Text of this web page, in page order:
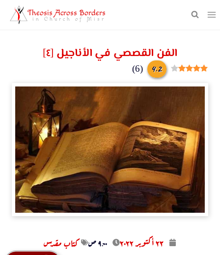
Theosis Across Borders
in Church of Misr
الفن القصصي في الأناجيل [٤]
4.2
(
6
)
۲۳ أكتوبر ۲۰۲۲ ۹:۰۰ ص كتاب مقدس